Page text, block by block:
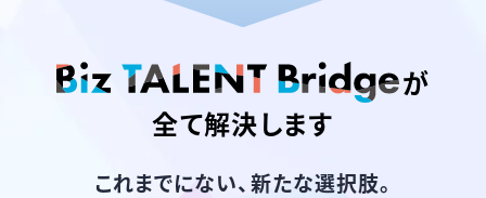
が
全て解決します
これまでにない、新たな選択肢。